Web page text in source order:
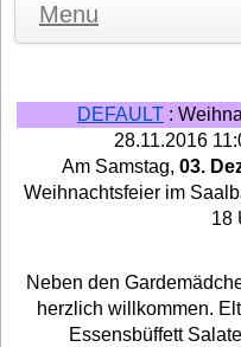
Menu
DEFAULT :
28.11.2016
Am Samstag, 03.
Weihnachtsfeier im
18
Neben den
herzlich willkommen.
Essensbüffett